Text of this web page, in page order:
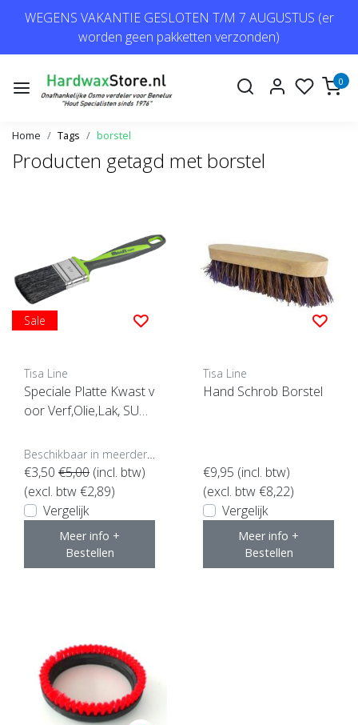
WEGENS VAKANTIE GESLOTEN T/M 7 AUGUSTUS (er
worden geen pakketten verzonden)
0
Home Tags borstel
Producten getagd met borstel
Sale
Tisa Line
Speciale Platte Kwast v
oor Verf,Olie,Lak, SUPE
€3,50 €5,00 (incl. btw)
(excl. btw €2,89)
Vergelijk
Meer info +
Bestellen
Tisa Line
Hand Schrob Borstel
€9,95 (incl. btw)
(excl. btw €8,22)
Vergelijk
Meer info +
Bestellen